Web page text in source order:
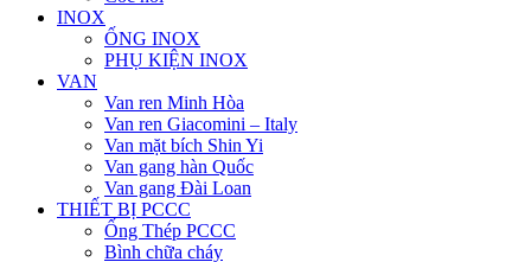
INOX
ỐNG INOX
PHỤ KIỆN INOX
VAN
Van ren Minh Hòa
Van ren Giacomini – Italy
Van mặt bích Shin Yi
Van gang hàn Quốc
Van gang Đài Loan
THIẾT BỊ PCCC
Ống Thép PCCC
Bình chữa cháy